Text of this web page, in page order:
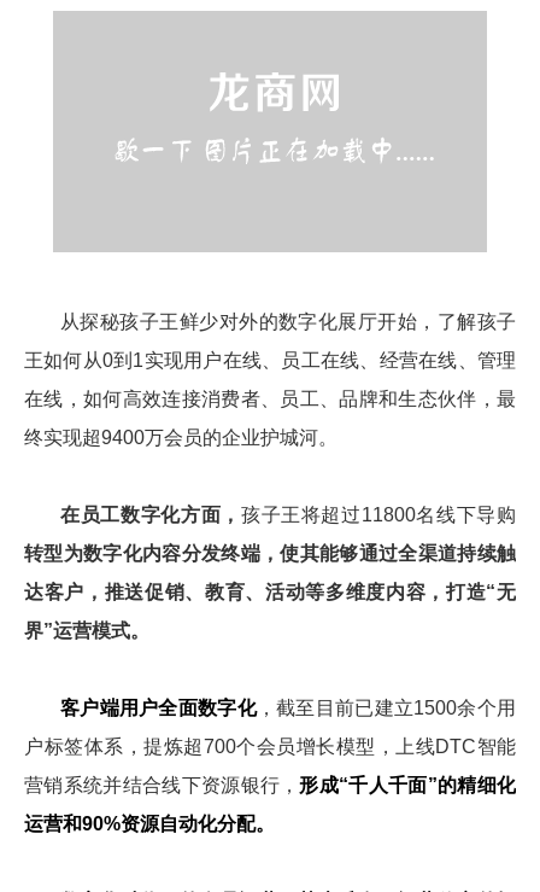
从探秘孩子王鲜少对外的数字化展厅开始，了解孩子
王如何从0到1实现用户在线、员工在线、经营在线、管理
在线，如何高效连接消费者、员工、品牌和生态伙伴，最
终实现超9400万会员的企业护城河。
在员工数字化方面， 孩子王将超过11800名线下导购
转型为数字化内容分发终端，使其能够通过全渠道持续触
达客户，推送促销、教育、活动等多维度内容，打造“无
界”运营模式。
客户端用户全面数字化，截至目前已建立1500余个用
户标签体系，提炼超700个会员增长模型，上线DTC智能
营销系统并结合线下资源银行，形成“千人千面”的精细化
运营和90%资源自动化分配。